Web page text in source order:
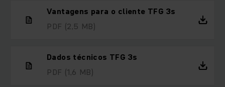
Vantagens para o cliente TFG 3s
PDF (2,5 MB)
Dados técnicos TFG 3s
PDF (1,6 MB)